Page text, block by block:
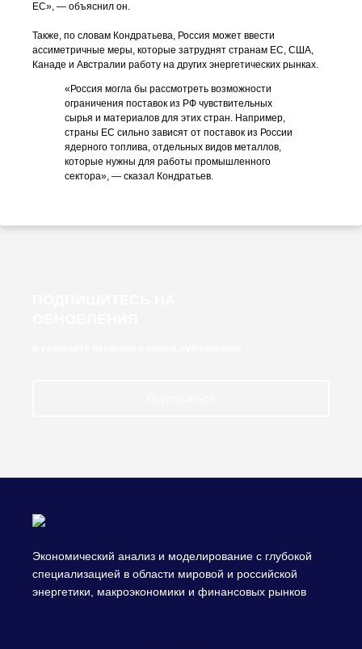
ЕС», — объяснил он.
Также, по словам Кондратьева, Россия может ввести
ассиметричные меры, которые затруднят странам ЕС, США,
Канаде и Австралии работу на других энергетических рынках.
«Россия могла бы рассмотреть возможности
ограничения поставок из РФ чувствительных
сырья и материалов для этих стран. Например,
страны ЕС сильно зависят от поставок из России
ядерного топлива, отдельных видов металлов,
которые нужны для работы промышленного
сектора», — сказал Кондратьев.
Экономический анализ и моделирование с глубокой
специализацией в области мировой и российской
энергетики, макроэкономики и финансовых рынков